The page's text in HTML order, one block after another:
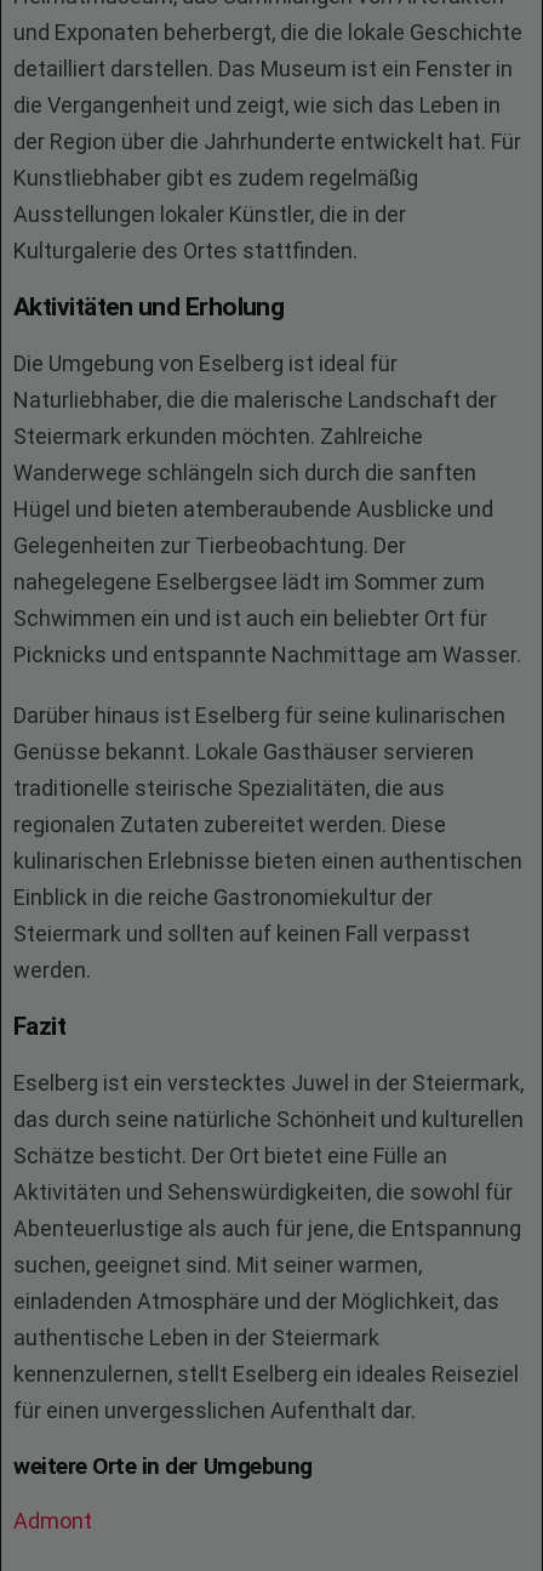
und Exponaten beherbergt, die die lokale Geschichte
detailliert darstellen. Das Museum ist ein Fenster in
die Vergangenheit und zeigt, wie sich das Leben in
der Region über die Jahrhunderte entwickelt hat. Für
Kunstliebhaber gibt es zudem regelmäßig
Ausstellungen lokaler Künstler, die in der
Kulturgalerie des Ortes stattfinden.
Aktivitäten und Erholung
Die Umgebung von Eselberg ist ideal für
Naturliebhaber, die die malerische Landschaft der
Steiermark erkunden möchten. Zahlreiche
Wanderwege schlängeln sich durch die sanften
Hügel und bieten atemberaubende Ausblicke und
Gelegenheiten zur Tierbeobachtung. Der
nahegelegene Eselbergsee lädt im Sommer zum
Schwimmen ein und ist auch ein beliebter Ort für
Picknicks und entspannte Nachmittage am Wasser.
Darüber hinaus ist Eselberg für seine kulinarischen
Genüsse bekannt. Lokale Gasthäuser servieren
traditionelle steirische Spezialitäten, die aus
regionalen Zutaten zubereitet werden. Diese
kulinarischen Erlebnisse bieten einen authentischen
Einblick in die reiche Gastronomiekultur der
Steiermark und sollten auf keinen Fall verpasst
werden.
Fazit
Eselberg ist ein verstecktes Juwel in der Steiermark,
das durch seine natürliche Schönheit und kulturellen
Schätze besticht. Der Ort bietet eine Fülle an
Aktivitäten und Sehenswürdigkeiten, die sowohl für
Abenteuerlustige als auch für jene, die Entspannung
suchen, geeignet sind. Mit seiner warmen,
einladenden Atmosphäre und der Möglichkeit, das
authentische Leben in der Steiermark
kennenzulernen, stellt Eselberg ein ideales Reiseziel
für einen unvergesslichen Aufenthalt dar.
weitere Orte in der Umgebung
Admont